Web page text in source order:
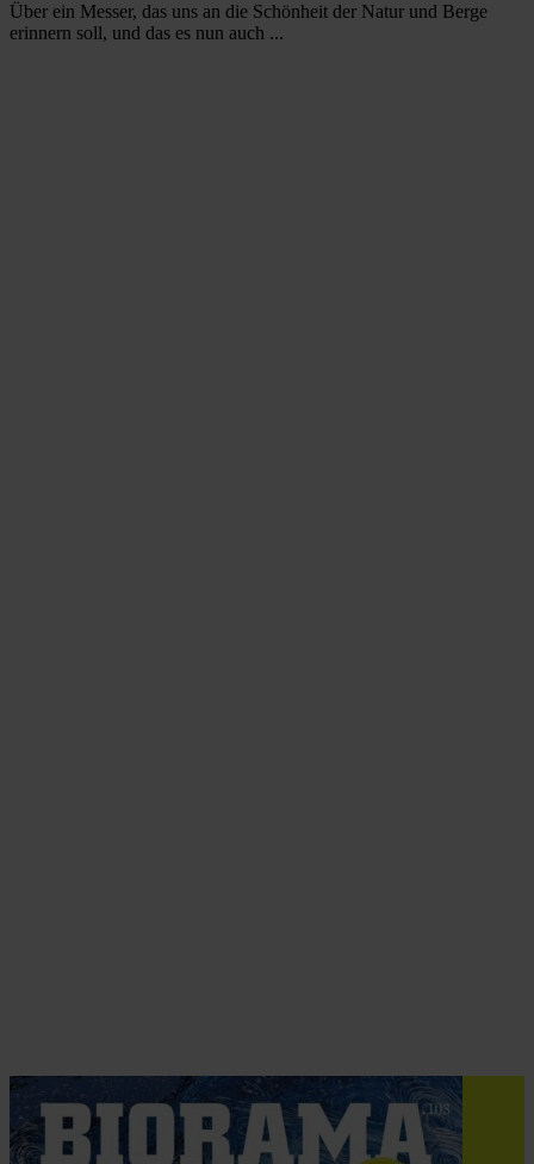
Über ein Messer, das uns an die Schönheit der Natur und Berge
erinnern soll, und das es nun auch ...